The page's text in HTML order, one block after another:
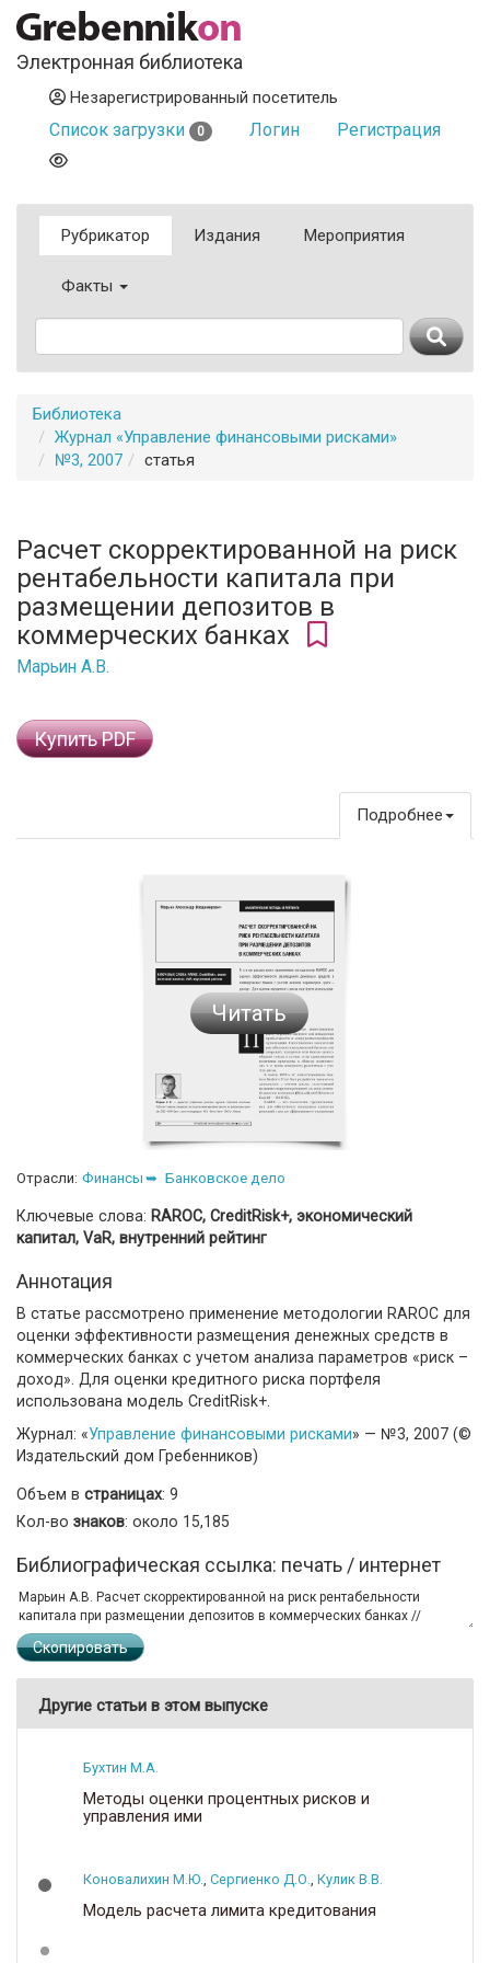
Электронная библиотека
Незарегистрированный посетитель
Список загрузки 0 Логин Регистрация
Рубрикатор Издания Мероприятия
Факты
Библиотека
Журнал «Управление финансовыми рисками»
№3, 2007
статья
Расчет скорректированной на риск
рентабельности капитала при
размещении депозитов в
коммерческих банках
Марьин А.В.
Купить PDF
Подробнее
Читать
Отрасли: Финансы Банковское дело
Ключевые слова: RAROC, CreditRisk+, экономический
капитал, VаR, внутренний рейтинг
Аннотация
В статье рассмотрено применение методологии RAROC для
оценки эффективности размещения денежных средств в
коммерческих банках с учетом анализа параметров «риск –
доход». Для оценки кредитного риска портфеля
использована модель CreditRisk+.
Журнал: «Управление финансовыми рисками» — №3, 2007 (©
Издательский дом Гребенников)
Объем в страницах: 9
Кол-во знаков: около 15,185
Библиографическая ссылка: печать / интернет
Скопировать
Другие статьи в этом выпуске
Бухтин М.А.
Методы оценки процентных рисков и
управления ими
Коновалихин М.Ю. Сергиенко Д.О. Кулик В.В.
Модель расчета лимита кредитования